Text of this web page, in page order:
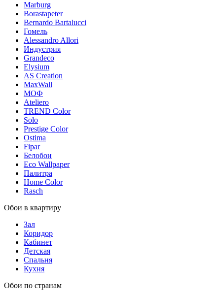
Marburg
Borastapeter
Bernardo Bartalucci
Гомель
Alessandro Allori
Индустрия
Grandeco
Elysium
AS Creation
MaxWall
МОФ
Ateliero
TREND Color
Solo
Prestige Color
Ostima
Fipar
Белобои
Eco Wallpaper
Палитра
Home Color
Rasch
Обои в квартиру
Зал
Коридор
Кабинет
Детская
Спальня
Кухня
Обои по странам